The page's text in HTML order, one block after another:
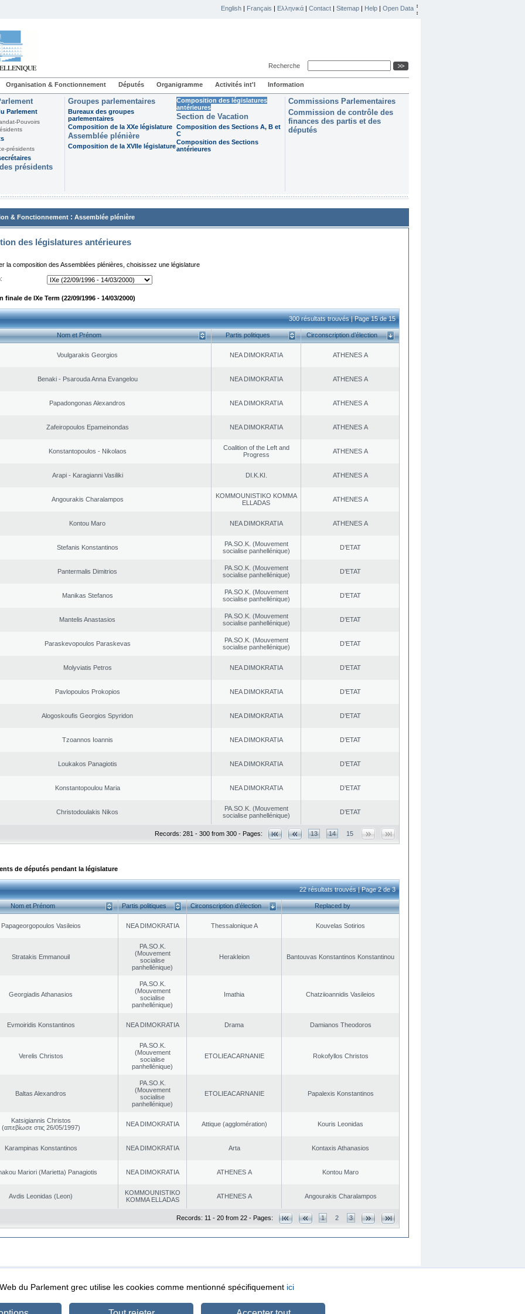
English | Français | Ελληνικά | Contact | Sitemap | Help | Open Data
Recherche
Organisation & Fonctionnement Députés Organigramme Activités int'l Information
Parlement
Pouvoirs
présidents
présidents
Groupes parlementaires
Bureaux des groupes
parlementaires
Composition de la XXe législature
Assemblée plénière
Composition de la XVIIe législature
Composition des législatures
antérieures
Section de Vacation
Composition des Sections A, B et
C
Composition des Sections
antérieures
Commissions Parlementaires
Commission de contrôle des
finances des partis et des
députés
& Fonctionnement : Assemblée plénière
des législatures antérieures
la composition des Assemblées plénières, choisissez une législature
finale de IXe Term (22/09/1996 - 14/03/2000)
300 résultats trouvés | Page 15 de 15
Nom et Prénom Partis politiques Circonscription d’élection
Voulgarakis Georgios NEA DΙMOKRATIA ATHENES Α
Benaki - Psarouda Anna Evangelou NEA DΙMOKRATIA ATHENES Α
Papadongonas Alexandros NEA DΙMOKRATIA ATHENES Α
Zafeiropoulos Epameinondas NEA DΙMOKRATIA ATHENES Α
Konstantopoulos - Nikolaos
Coalition of the Left and
Progress
ATHENES Α
Arapi - Karagianni Vasiliki DI.K.KI. ATHENES Α
Angourakis Charalampos
KOMMOUNISTIKO KOMMA
ELLADAS
ATHENES Α
Kontou Maro NEA DΙMOKRATIA ATHENES Α
Stefanis Konstantinos
PA.SO.K. (Mouvement
socialise panhellénique)
D’ETAT
Pantermalis Dimitrios
PA.SO.K. (Mouvement
socialise panhellénique)
D’ETAT
Manikas Stefanos
PA.SO.K. (Mouvement
socialise panhellénique)
D’ETAT
Mantelis Anastasios
PA.SO.K. (Mouvement
socialise panhellénique)
D’ETAT
Paraskevopoulos Paraskevas
PA.SO.K. (Mouvement
socialise panhellénique)
D’ETAT
Molyviatis Petros NEA DΙMOKRATIA D’ETAT
Pavlopoulos Prokopios NEA DΙMOKRATIA D’ETAT
Alogoskoufis Georgios Spyridon NEA DΙMOKRATIA D’ETAT
Tzoannos Ioannis NEA DΙMOKRATIA D’ETAT
Loukakos Panagiotis NEA DΙMOKRATIA D’ETAT
Konstantopoulou Maria NEA DΙMOKRATIA D’ETAT
Christodoulakis Nikos
PA.SO.K. (Mouvement
socialise panhellénique)
D’ETAT
Records: 281 - 300 from 300 - Pages: 13 14 15
de députés pendant la législature
22 résultats trouvés | Page 2 de 3
Nom et Prénom Partis politiques Circonscription d’élection Replaced by
Papageorgopoulos Vasileios NEA DΙMOKRATIA Thessalonique A Kouvelas Sotirios
Stratakis Emmanouil
PA.SO.K.
(Mouvement
socialise
panhellénique)
Herakleion Bantouvas Konstantinos Konstantinou
Georgiadis Athanasios
PA.SO.K.
(Mouvement
socialise
panhellénique)
Imathia Chatziioannidis Vasileios
Evmoiridis Konstantinos NEA DΙMOKRATIA Drama Damianos Theodoros
Verelis Christos
PA.SO.K.
(Mouvement
socialise
panhellénique)
EΤOLIEACARNANIE Rokofyllos Christos
Baltas Alexandros
PA.SO.K.
(Mouvement
socialise
panhellénique)
EΤOLIEACARNANIE Papalexis Konstantinos
Katsigiannis Christos
(απεβίωσε στις 26/05/1997)
NEA DΙMOKRATIA Αttique (agglomération) Kouris Leonidas
Karampinas Konstantinos NEA DΙMOKRATIA Arta Kontaxis Athanasios
Mariori (Marietta) Panagiotis NEA DΙMOKRATIA ATHENES Α Kontou Maro
Avdis Leonidas (Leon)
KOMMOUNISTIKO
KOMMA ELLADAS
ATHENES Α Angourakis Charalampos
Records: 11 - 20 from 22 - Pages: 1 2 3
Protection Security & Access
du Parlement grec utilise les cookies comme mentionné spécifiquement ici